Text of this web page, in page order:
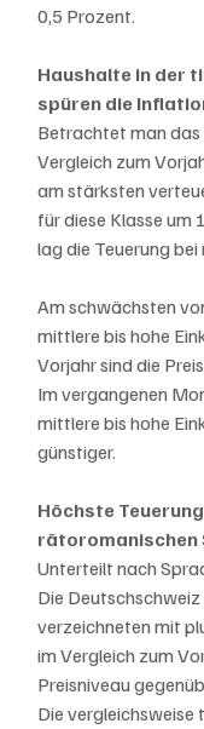
0,5 Prozent.
Haushalte in der
spüren die
Betrachtet man das
Vergleich zum
am stärksten
für diese Klasse um
lag die Teuerung
Am schwächsten
mittlere bis hohe
Vorjahr sind die
Im vergangenen
mittlere bis hohe
günstiger.
Höchste
rätoromanischen
Unterteilt nach
Die
verzeichneten mit
im Vergleich zum
Preisniveau
Die vergleichsweise